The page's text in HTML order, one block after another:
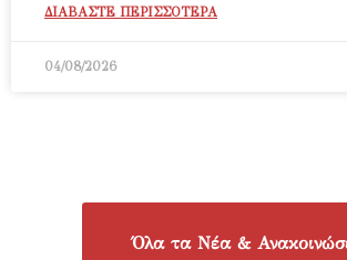
ΔΙΑΒΑΣΤΕ ΠΕΡΙΣΣΟΤΕΡΑ
04/08/2026
Όλα τα Νέα &